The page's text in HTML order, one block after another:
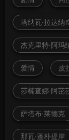
塔纳瓦·拉达纳
杰克里特·阿玛
爱情 皮
莎楠查娜·阿芘
萨塔布·莱德克
那瓦·蓬朴提岸